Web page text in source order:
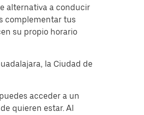
alternativa a conducir
complementar tus
su propio horario
la Ciudad de
acceder a un
quieren estar. Al